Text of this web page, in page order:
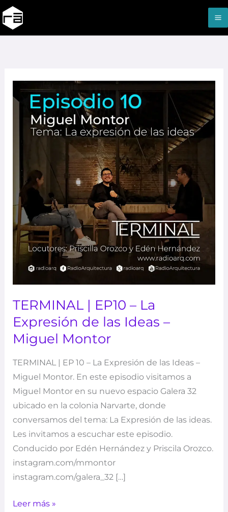
al
contenido
TERMINAL | EP10 – La
Expresión de las Ideas –
Miguel Montor
TERMINAL | EP 10 – La Expresión de las Ideas –
Miguel Montor. En este episodio visitamos a
Miguel Montor en su nuevo espacio Galera 32
ubicado en la colonia Narvarte, donde
conversamos del tema: La Expresión de las ideas.
Les invitamos a escuchar este episodio.
Conducido por Edén Hernández y Priscila Orozco.
instagram.com/mmontor
instagram.com/galera_32 […]
TERMINAL
EP10
de
las
Ideas
Miguel
Montor
Leer más »